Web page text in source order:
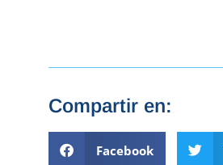
Compartir en:
Facebook